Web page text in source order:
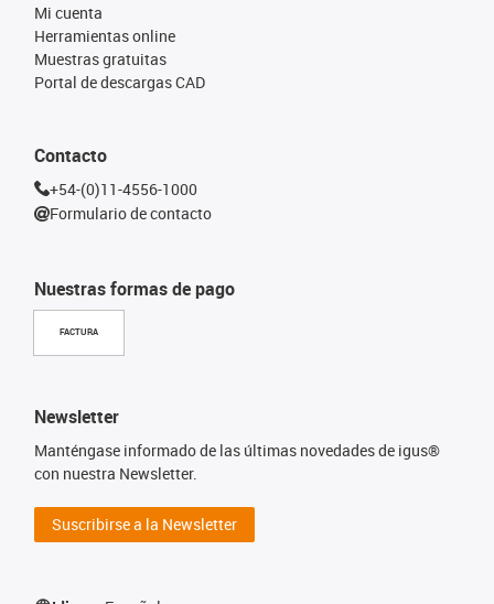
Nuestras formas de pago
FACTURA
Mi cuenta
Herramientas online
Muestras gratuitas
Portal de descargas CAD
Contacto
+54-(0)11-4556-1000
Formulario de contacto
Newsletter
Manténgase informado de las últimas novedades de igus®
con nuestra Newsletter.
Suscribirse a la Newsletter